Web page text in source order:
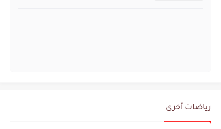
رياضات أخرى